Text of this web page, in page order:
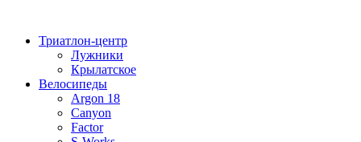
содержимому
Триатлон-центр
Лужники
Крылатское
Велосипеды
Argon 18
Canyon
Factor